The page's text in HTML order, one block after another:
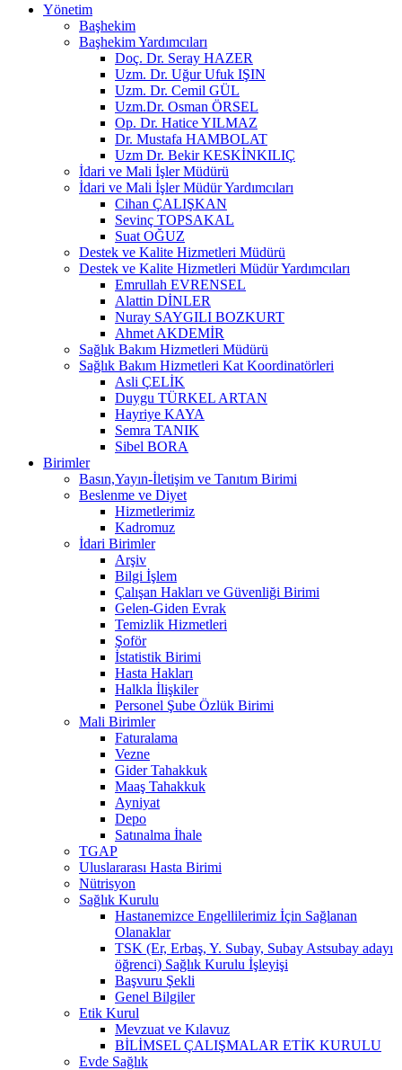
Yönetim
Başhekim
Başhekim Yardımcıları
Doç. Dr. Seray HAZER
Uzm. Dr. Uğur Ufuk IŞIN
Uzm. Dr. Cemil GÜL
Uzm.Dr. Osman ÖRSEL
Op. Dr. Hatice YILMAZ
Dr. Mustafa HAMBOLAT
Uzm Dr. Bekir KESKİNKILIÇ
İdari ve Mali İşler Müdürü
İdari ve Mali İşler Müdür Yardımcıları
Cihan ÇALIŞKAN
Sevinç TOPSAKAL
Suat OĞUZ
Destek ve Kalite Hizmetleri Müdürü
Destek ve Kalite Hizmetleri Müdür Yardımcıları
Emrullah EVRENSEL
Alattin DİNLER
Nuray SAYGILI BOZKURT
Ahmet AKDEMİR
Sağlık Bakım Hizmetleri Müdürü
Sağlık Bakım Hizmetleri Kat Koordinatörleri
Asli ÇELİK
Duygu TÜRKEL ARTAN
Hayriye KAYA
Semra TANIK
Sibel BORA
Birimler
Basın,Yayın-İletişim ve Tanıtım Birimi
Beslenme ve Diyet
Hizmetlerimiz
Kadromuz
İdari Birimler
Arşiv
Bilgi İşlem
Çalışan Hakları ve Güvenliği Birimi
Gelen-Giden Evrak
Temizlik Hizmetleri
Şoför
İstatistik Birimi
Hasta Hakları
Halkla İlişkiler
Personel Şube Özlük Birimi
Mali Birimler
Faturalama
Vezne
Gider Tahakkuk
Maaş Tahakkuk
Ayniyat
Depo
Satınalma İhale
TGAP
Uluslararası Hasta Birimi
Nütrisyon
Sağlık Kurulu
Hastanemizce Engellilerimiz İçin Sağlanan
Olanaklar
TSK (Er, Erbaş, Y. Subay, Subay Astsubay adayı
öğrenci) Sağlık Kurulu İşleyişi
Başvuru Şekli
Genel Bilgiler
Etik Kurul
Mevzuat ve Kılavuz
BİLİMSEL ÇALIŞMALAR ETİK KURULU
Evde Sağlık